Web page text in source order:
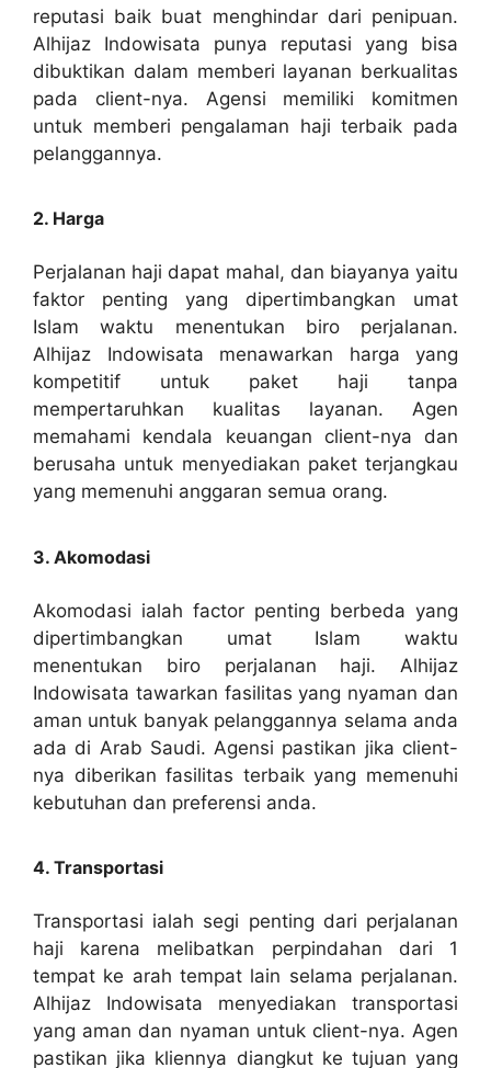
reputasi baik buat menghindar dari penipuan.
Alhijaz Indowisata punya reputasi yang bisa
dibuktikan dalam memberi layanan berkualitas
pada client-nya. Agensi memiliki komitmen
untuk memberi pengalaman haji terbaik pada
pelanggannya.
2. Harga
Perjalanan haji dapat mahal, dan biayanya yaitu
faktor penting yang dipertimbangkan umat
Islam waktu menentukan biro perjalanan.
Alhijaz Indowisata menawarkan harga yang
kompetitif untuk paket haji tanpa
mempertaruhkan kualitas layanan. Agen
memahami kendala keuangan client-nya dan
berusaha untuk menyediakan paket terjangkau
yang memenuhi anggaran semua orang.
3. Akomodasi
Akomodasi ialah factor penting berbeda yang
dipertimbangkan umat Islam waktu
menentukan biro perjalanan haji. Alhijaz
Indowisata tawarkan fasilitas yang nyaman dan
aman untuk banyak pelanggannya selama anda
ada di Arab Saudi. Agensi pastikan jika client-
nya diberikan fasilitas terbaik yang memenuhi
kebutuhan dan preferensi anda.
4. Transportasi
Transportasi ialah segi penting dari perjalanan
haji karena melibatkan perpindahan dari 1
tempat ke arah tempat lain selama perjalanan.
Alhijaz Indowisata menyediakan transportasi
yang aman dan nyaman untuk client-nya. Agen
pastikan jika kliennya diangkut ke tujuan yang